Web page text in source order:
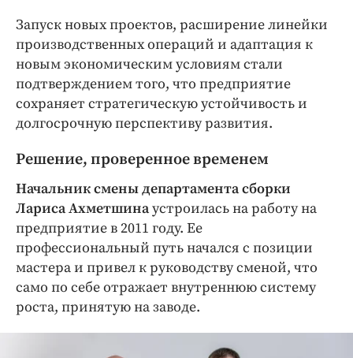
Запуск новых проектов, расширение линейки
производственных операций и адаптация к
новым экономическим условиям стали
подтверждением того, что предприятие
сохраняет стратегическую устойчивость и
долгосрочную перспективу развития.
Решение, проверенное временем
Начальник смены департамента сборки
Лариса Ахметшинаустроилась на работу на
предприятие в 2011 году. Ее
профессиональный путь начался с позиции
мастера и привел к руководству сменой, что
само по себе отражает внутреннюю систему
роста, принятую на заводе.